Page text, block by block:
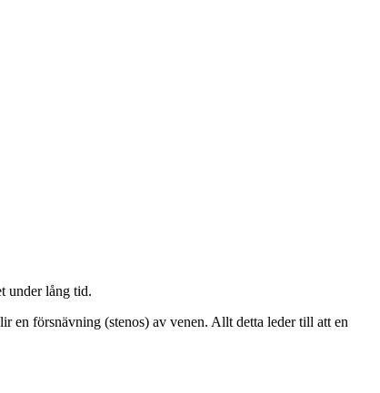
under lång tid.
en försnävning (stenos) av venen. Allt detta leder till att en